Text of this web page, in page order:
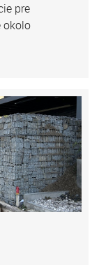
pre
okolo